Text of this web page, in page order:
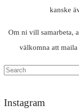
kanske
Om ni vill samarbeta,
välkomna att
Instagram